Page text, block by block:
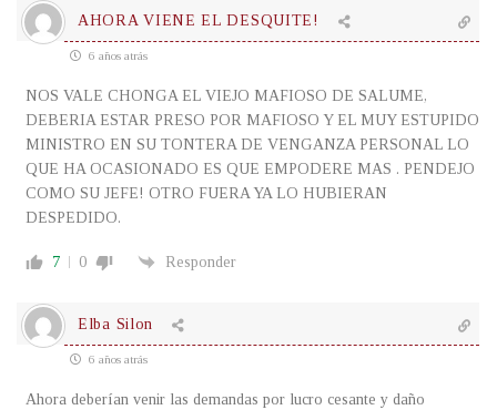
AHORA VIENE EL DESQUITE!
6 años atrás
NOS VALE CHONGA EL VIEJO MAFIOSO DE SALUME,
DEBERIA ESTAR PRESO POR MAFIOSO Y EL MUY ESTUPIDO
MINISTRO EN SU TONTERA DE VENGANZA PERSONAL LO
QUE HA OCASIONADO ES QUE EMPODERE MAS . PENDEJO
COMO SU JEFE! OTRO FUERA YA LO HUBIERAN
DESPEDIDO.
7 0 Responder
Elba Silon
6 años atrás
Ahora deberían venir las demandas por lucro cesante y daño